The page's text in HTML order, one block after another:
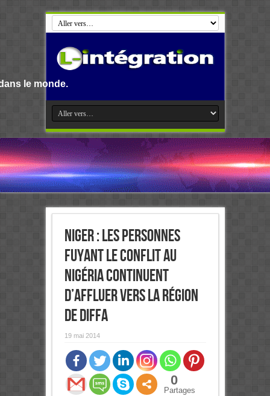
Niger : les personnes
fuyant le conflit au
Nigéria continuent
d’affluer vers la région
de Diffa
19 mai 2014
0
Partages